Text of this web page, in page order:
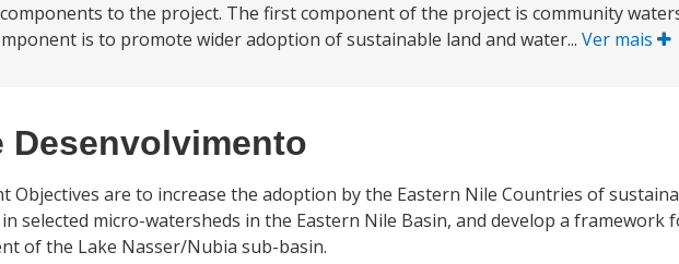
to the project. The first component of the project is community
is to promote wider adoption of sustainable land and water... Ver mais
Desenvolvimento
Objectives are to increase the adoption by the Eastern Nile Countries of
selected micro-watersheds in the Eastern Nile Basin, and develop a framework
of the Lake Nasser/Nubia sub-basin.